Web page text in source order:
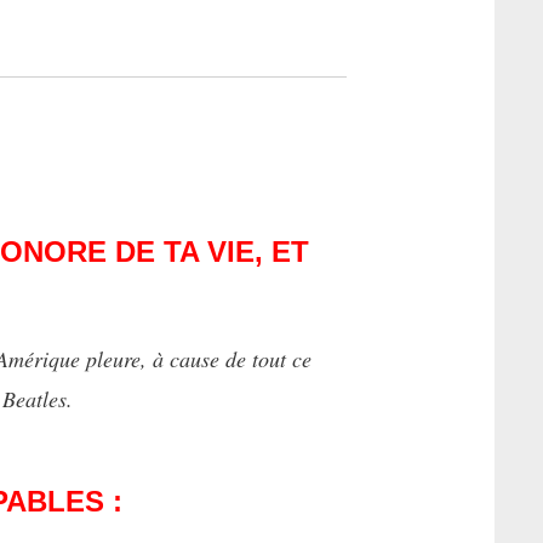
DE TA VIE, ET
pleure, à cause de tout ce
: